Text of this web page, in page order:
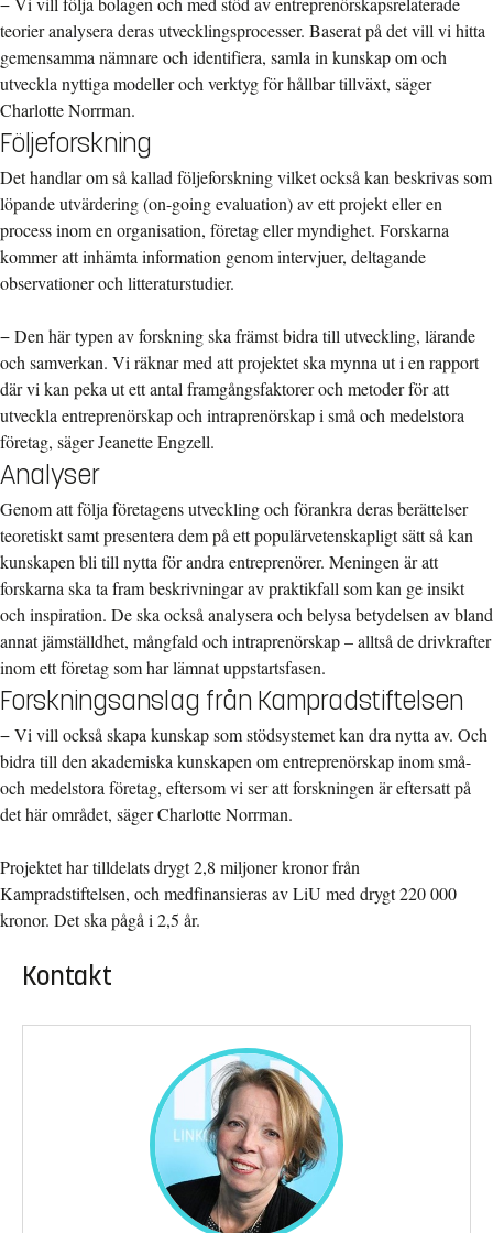
teorier analysera deras utvecklingsprocesser. Baserat på det vill vi hitta
gemensamma nämnare och identifiera, samla in kunskap om och
utveckla nyttiga modeller och verktyg för hållbar tillväxt, säger
Charlotte Norrman.
Följeforskning
Det handlar om så kallad följeforskning vilket också kan beskrivas som
löpande utvärdering (on-going evaluation) av ett projekt eller en
process inom en organisation, företag eller myndighet. Forskarna
kommer att inhämta information genom intervjuer, deltagande
observationer och litteraturstudier.
− Den här typen av forskning ska främst bidra till utveckling, lärande
och samverkan. Vi räknar med att projektet ska mynna ut i en rapport
där vi kan peka ut ett antal framgångsfaktorer och metoder för att
utveckla entreprenörskap och intraprenörskap i små och medelstora
företag, säger Jeanette Engzell.
Analyser
Genom att följa företagens utveckling och förankra deras berättelser
teoretiskt samt presentera dem på ett populärvetenskapligt sätt så kan
kunskapen bli till nytta för andra entreprenörer. Meningen är att
forskarna ska ta fram beskrivningar av praktikfall som kan ge insikt
och inspiration. De ska också analysera och belysa betydelsen av bland
annat jämställdhet, mångfald och intraprenörskap – alltså de drivkrafter
inom ett företag som har lämnat uppstartsfasen.
Forskningsanslag från Kampradstiftelsen
− Vi vill också skapa kunskap som stödsystemet kan dra nytta av. Och
bidra till den akademiska kunskapen om entreprenörskap inom små-
och medelstora företag, eftersom vi ser att forskningen är eftersatt på
det här området, säger Charlotte Norrman.
Projektet har tilldelats drygt 2,8 miljoner kronor från
Kampradstiftelsen, och medfinansieras av LiU med drygt 220 000
kronor. Det ska pågå i 2,5 år.
Kontakt